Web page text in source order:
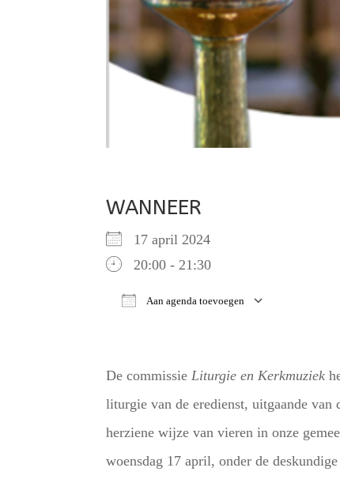
WANNEER
17 april 2024
20:00 - 21:30
Aan agenda toevoegen
De commissie Liturgie en Kerkmuziek
liturgie van de eredienst, uitgaande van
herziene wijze van vieren in onze
woensdag 17 april, onder de